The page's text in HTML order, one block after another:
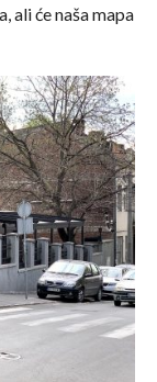
ali će naša mapa